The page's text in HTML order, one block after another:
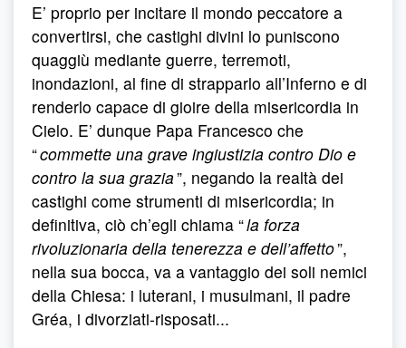
E’ proprio per incitare il mondo peccatore a
convertirsi, che castighi divini lo puniscono
quaggiù mediante guerre, terremoti,
inondazioni, al fine di strapparlo all’Inferno e di
renderlo capace di gioire della misericordia in
Cielo. E’ dunque Papa Francesco che
“commette una grave ingiustizia contro Dio e
contro la sua grazia”, negando la realtà dei
castighi come strumenti di misericordia; in
definitiva, ciò ch’egli chiama “la forza
rivoluzionaria della tenerezza e dell’affetto”,
nella sua bocca, va a vantaggio dei soli nemici
della Chiesa: i luterani, i musulmani, il padre
Gréa, i divorziati-risposati...